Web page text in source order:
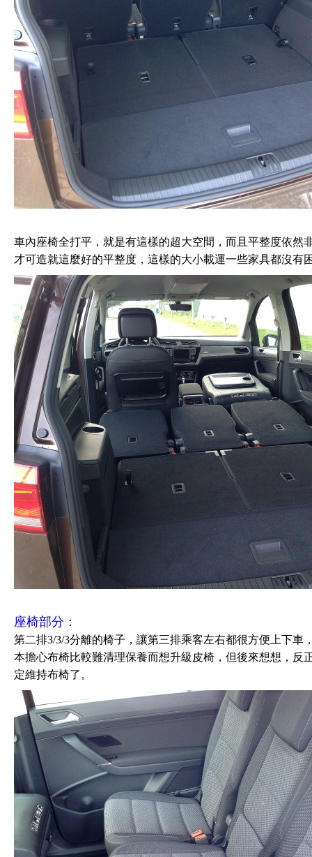
車內座椅全打平，就是有這樣的超大空間，而且平整度依然
才可造就這麼好的平整度，這樣的大小載運一些家具都沒有
座椅部分：
第二排3/3/3分離的椅子，讓第三排乘客左右都很方便上下車
本擔心布椅比較難清理保養而想升級皮椅，但後來想想，反
定維持布椅了。